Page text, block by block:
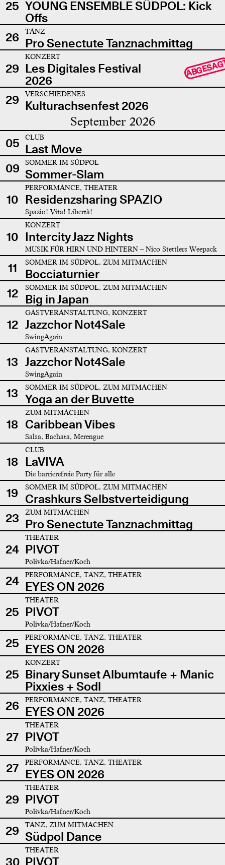
25 YOUNG ENSEMBLE SÜDPOL: Kick
Offs
26
TANZ
Pro Senectute Tanznachmittag
29
KONZERT
Les Digitales Festival
2026
29 VERSCHIEDENES
Kulturachsenfest 2026
September 2026
05 CLUB
Last Move
09
SOMMER IM SÜDPOL
Sommer-Slam
10
PERFORMANCE, THEATER
Residenzsharing SPAZIO
Spazio! Vita! Libertà!
10
KONZERT
Intercity Jazz Nights
MUSIK FÜR HIRN UND HINTERN – Nico Stettlers Weepack
11 SOMMER IM SÜDPOL, ZUM MITMACHEN
Bocciaturnier
12
SOMMER IM SÜDPOL, ZUM MITMACHEN
Big in Japan
12
GASTVERANSTALTUNG, KONZERT
Jazzchor Not4Sale
SwingAgain
13
GASTVERANSTALTUNG, KONZERT
Jazzchor Not4Sale
SwingAgain
13 SOMMER IM SÜDPOL, ZUM MITMACHEN
Yoga an der Buvette
18
ZUM MITMACHEN
Caribbean Vibes
Salsa, Bachata, Merengue
18
CLUB
LaVIVA
Die barrierefreie Party für alle
19 SOMMER IM SÜDPOL, ZUM MITMACHEN
Crashkurs Selbstverteidigung
23
ZUM MITMACHEN
Pro Senectute Tanznachmittag
24
THEATER
PIVOT
Polivka/Hafner/Koch
24 PERFORMANCE, TANZ, THEATER
EYES ON 2026
25
THEATER
PIVOT
Polivka/Hafner/Koch
25 PERFORMANCE, TANZ, THEATER
EYES ON 2026
25
KONZERT
Binary Sunset Albumtaufe + Manic
Pixxies + Sodl
26
PERFORMANCE, TANZ, THEATER
EYES ON 2026
27
THEATER
PIVOT
Polivka/Hafner/Koch
27 PERFORMANCE, TANZ, THEATER
EYES ON 2026
29
THEATER
PIVOT
Polivka/Hafner/Koch
29 TANZ, ZUM MITMACHEN
Südpol Dance
30
THEATER
PIVOT